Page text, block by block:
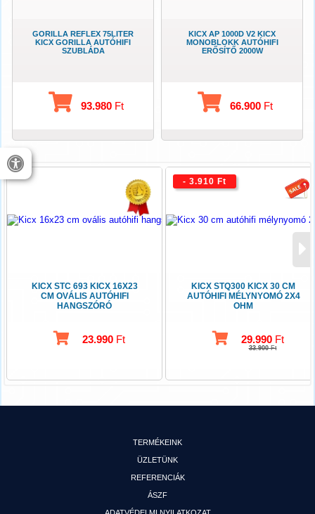
GORILLA REFLEX 75LITER
KICX GORILLA AUTÓHIFI
SZUBLÁDA
93.980 Ft
KICX AP 1000D V2 KICX
MONOBLOKK AUTÓHIFI
ERŐSÍTŐ 2000W
66.900 Ft
KICX STC 693 KICX 16X23
CM OVÁLIS AUTÓHIFI
HANGSZÓRÓ
23.990 Ft
KICX STQ300 KICX 30 CM
AUTÓHIFI MÉLYNYOMÓ 2X4
OHM
29.990 Ft
33.900Ft
- 3.910 Ft
TERMÉKEINK
ÜZLETÜNK
REFERENCIÁK
ÁSZF